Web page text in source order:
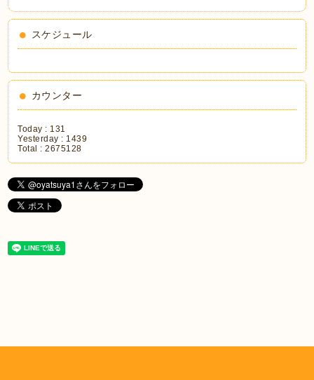
スケジュール
カウンター
Today : 131
Yesterday : 1439
Total :2675128